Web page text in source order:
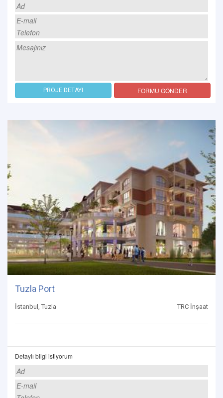
PROJE DETAYI FORMU GÖNDER
Tuzla Port
İstanbul, Tuzla TRC İnşaat
Detaylı bilgi istiyorum